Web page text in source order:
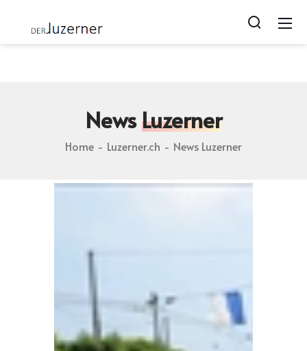
Luzern | webcam from luzern
NewsLuzerner
Home Luzerner.ch News Luzerner